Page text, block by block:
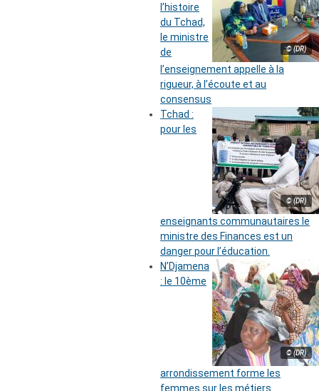
© (DR)
l’histoire
du Tchad,
le ministre
de
l’enseignement appelle à la
rigueur, à l’écoute et au
consensus
© (DR)
Tchad :
pour les
enseignants communautaires le
ministre des Finances est un
danger pour l’éducation.
© (DR)
N’Djamena
: le 10ème
arrondissement forme les
femmes sur les métiers